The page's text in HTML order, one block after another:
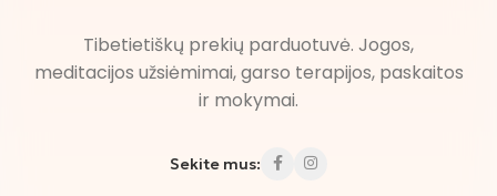
Tibetietiškų prekių parduotuvė. Jogos,
meditacijos užsiėmimai, garso terapijos, paskaitos
ir mokymai.
Sekite mus: